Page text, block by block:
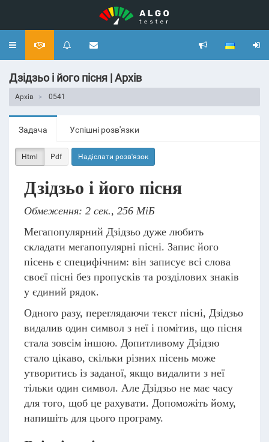
Toggle
Дзідзьо і його пісня | Архів
Архів 0541
Задача Успішні розв'язки
Html Pdf Надіслати розв'язок
Дзідзьо і його пісня
Обмеження: 2 сек., 256 МіБ
Мегапопулярний Дзідзьо дуже любить
складати мегапопулярні пісні. Запис його
пісень є специфічним: він записує всі слова
своєї пісні без пропусків та розділових знаків
у єдиний рядок.
Одного разу, переглядаючи текст пісні, Дзідзьо
видалив один символ з неї і помітив, що пісня
стала зовсім іншою. Допитливому Дзідзю
стало цікаво, скільки різних пісень може
утворитись із заданої, якщо видалити з неї
тільки один символ. Але Дзідзьо не має часу
для того, щоб це рахувати. Допоможіть йому,
напишіть для цього програму.